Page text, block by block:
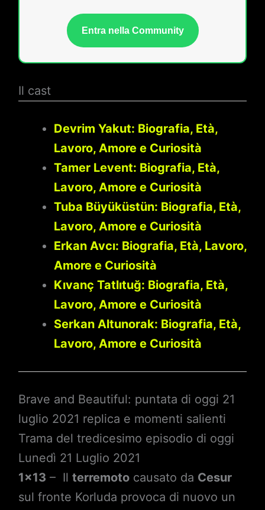
Entra nella Community
Il cast
Devrim Yakut: Biografia, Età,
Lavoro, Amore e Curiosità
Tamer Levent: Biografia, Età,
Lavoro, Amore e Curiosità
Tuba Büyüküstün: Biografia, Età,
Lavoro, Amore e Curiosità
Erkan Avcı: Biografia, Età, Lavoro,
Amore e Curiosità
Kıvanç Tatlıtuğ: Biografia, Età,
Lavoro, Amore e Curiosità
Serkan Altunorak: Biografia, Età,
Lavoro, Amore e Curiosità
Brave and Beautiful: puntata di oggi 21
luglio 2021 replica e momenti salienti
Trama del tredicesimo episodio di oggi
Lunedì 21 Luglio 2021
1×13 – Il terremotocausato da Cesur
sul fronte Korluda provoca di nuovo un